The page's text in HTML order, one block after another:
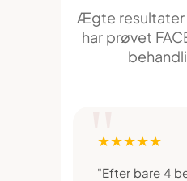
Ægte resultater
har prøvet
★★★★★
"Efter bare 4